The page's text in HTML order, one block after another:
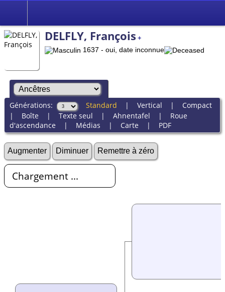
DELFLY, François +
1637 - oui, date inconnue
Générations: Standard | Vertical | Compact
| Boîte | Texte seul | Ahnentafel | Roue
d'ascendance | Médias | Carte | PDF
Augmenter Diminuer Remettre à zéro
Chargement ...